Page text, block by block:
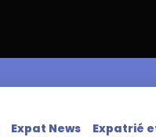
La French
Expat News Expatrié